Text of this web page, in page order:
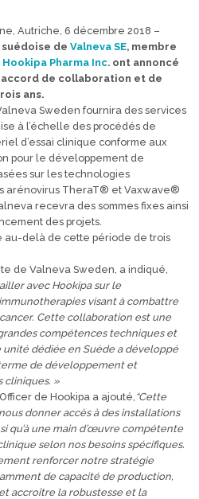
Autriche, 6 décembre 2018 –
suédoise de Valneva SE, membre
Hookipa Pharma Inc. ont annoncé
accord de collaboration et de
ans.
Sweden fournira des services
à l’échelle des procédés de
d’essai clinique conforme aux
pour le développement de
sur les technologies
arénovirus TheraT® et Vaxwave®
recevra des sommes fixes ainsi
des projets.
au-delà de cette période de trois
de Valneva Sweden, a indiqué,
avec Hookipa sur le
visant à combattre
Cette collaboration est une
compétences techniques et
dédiée en Suède a développé
de développement et
cliniques. »
de Hookipa a ajouté, “Cette
donner accès à des installations
qu’à une main d’œuvre compétente
selon nos besoins spécifiques.
renforcer notre stratégie
de capacité de production,
accroître la robustesse et la